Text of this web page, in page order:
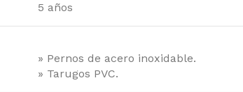
5 años
» Pernos de acero inoxidable.
» Tarugos PVC.